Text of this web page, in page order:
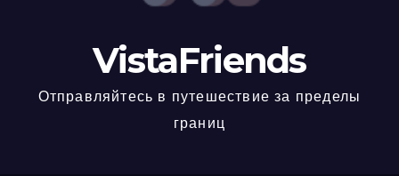
VistaFriends
Отправляйтесь в путешествие за пределы
границ